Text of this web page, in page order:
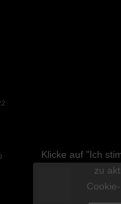
Klicke auf "Ich
zu